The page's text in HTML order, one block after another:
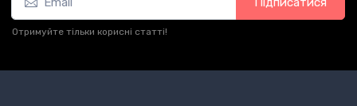
Отримуйте тільки корисні статті!